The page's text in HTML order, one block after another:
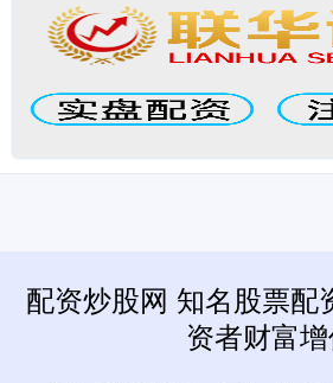
配资炒股网 知名股票配
资者财富